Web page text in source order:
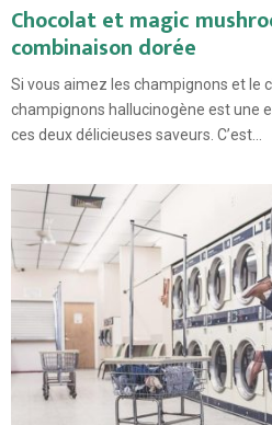
Chocolat et magic
combinaison dorée
Si vous aimez les champignons et le
champignons hallucinogène est une
ces deux délicieuses saveurs. C’est...